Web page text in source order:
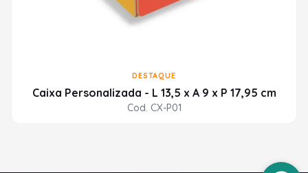
DESTAQUE
Caixa Personalizada - L 13,5 x A 9 x P 17,95 cm
Cod. CX-P01